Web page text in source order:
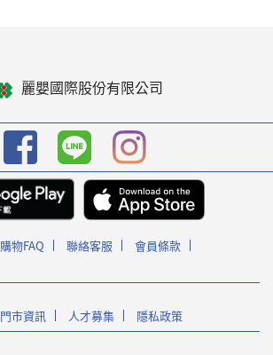
麗嬰國際股份有限公司
購物FAQ 聯絡客服
會員條款
門市資訊 人才募集 隱私政策